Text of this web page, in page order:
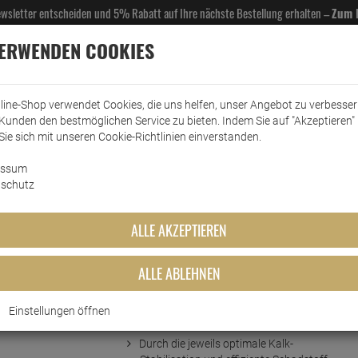
entscheiden und 5% Rabatt auf Ihre nächste Bestellung erhalten –Zum
& GASTROBEDARF DROGERIE KÜCHE & HAUSHALT KFZ
Durch die jeweils optimale Kalk-
COOKIES
Shop verwendet Cookies, die uns helfen, unser Angebot zu
den bestmöglichen Service zu bieten. Indem Sie auf "Akzeptieren"
sich mit unseren Cookie-Richtlinien einverstanden.
ALLE AKZEPTIEREN
ALLE ABLEHNEN
Einstellungen öffnen